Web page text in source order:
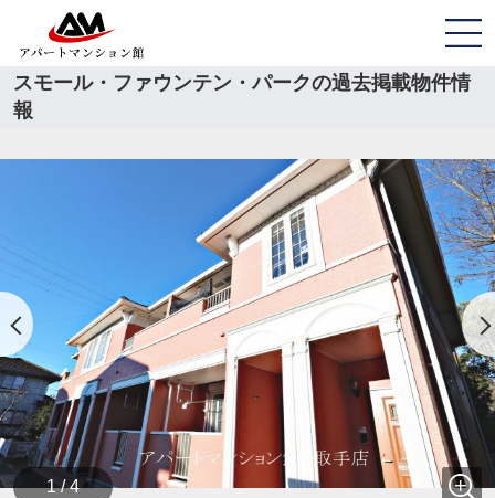
スモール・ファウンテン・パークの過去掲載物件情
報
1 / 4